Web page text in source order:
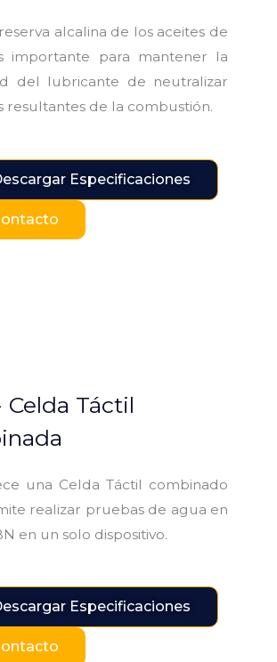
alcalina de los aceites de
importante para mantener la
del lubricante de neutralizar
resultantes de la combustión.
Especificaciones
Celda Táctil
una Celda Táctil combinado
realizar pruebas de agua en
en un solo dispositivo.
Especificaciones